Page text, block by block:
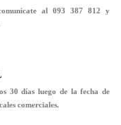
al 093 387 812 y
30 días luego de la fecha de
comerciales.